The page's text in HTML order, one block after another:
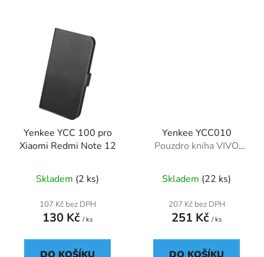
Yenkee YCC 100 pro
Xiaomi Redmi Note 12
Skladem (2 ks)
107 Kč bez DPH
130 Kč / ks
Yenkee YCC010
Pouzdro kniha VIVO
Skladem (22 ks)
207 Kč bez DPH
251 Kč / ks